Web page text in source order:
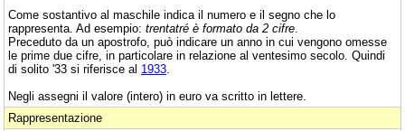
Come sostantivo al maschile indica il numero e il segno che lo
rappresenta. Ad esempio: trentatré è formato da 2 cifre
Preceduto da un apostrofo, può indicare un anno in cui vengono omesse
le prime due cifre, in particolare in relazione al ventesimo secolo. Quindi
di solito '33 si riferisce al 1933
Negli assegni il valore (intero) in euro va scritto in lettere.
Rappresentazione